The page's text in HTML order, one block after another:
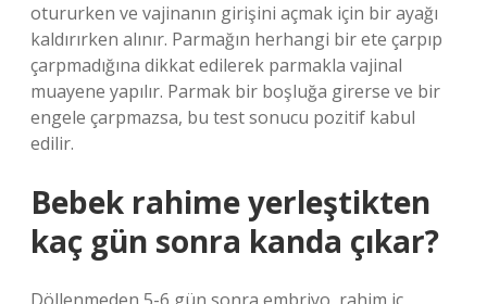
otururken ve vajinanın girişini açmak için bir ayağı
kaldırırken alınır. Parmağın herhangi bir ete çarpıp
çarpmadığına dikkat edilerek parmakla vajinal
muayene yapılır. Parmak bir boşluğa girerse ve bir
engele çarpmazsa, bu test sonucu pozitif kabul
edilir.
Bebek rahime yerleştikten
kaç gün sonra kanda çıkar?